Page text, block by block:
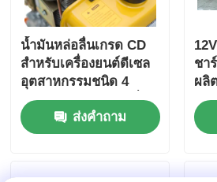
น้ำมันหล่อลื่นเกรด CD
สำหรับเครื่องยนต์ดีเซล
อุตสาหกรรมชนิด 4
จังหวะ ออกแบบมาเพื่อ
ความทนทานและ
สมรรถนะสูงสุด
ส่งคำถาม
ชา
ผลิ
ลูบ
พลั